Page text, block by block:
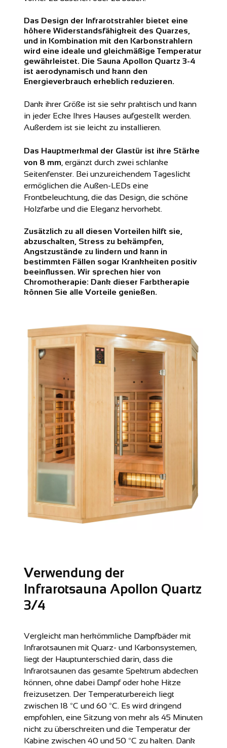
Das Design der Infrarotstrahler bietet eine
höhere Widerstandsfähigkeit des Quarzes,
und in Kombination mit den Karbonstrahlern
wird eine ideale und gleichmäßige Temperatur
gewährleistet. Die Sauna Apollon Quartz 3-4
ist aerodynamisch und kann den
Energieverbrauch erheblich reduzieren.
Dank ihrer Größe ist sie sehr praktisch und kann
in jeder Ecke Ihres Hauses aufgestellt werden.
Außerdem ist sie leicht zu installieren.
Das Hauptmerkmal der Glastür ist ihre Stärke
von 8 mm , ergänzt durch zwei schlanke
Seitenfenster. Bei unzureichendem Tageslicht
ermöglichen die Außen-LEDs eine
Frontbeleuchtung, die das Design, die schöne
Holzfarbe und die Eleganz hervorhebt.
Zusätzlich zu all diesen Vorteilen hilft sie,
abzuschalten, Stress zu bekämpfen,
Angstzustände zu lindern und kann in
bestimmten Fällen sogar Krankheiten positiv
beeinflussen. Wir sprechen hier von
Chromotherapie: Dank dieser Farbtherapie
können Sie alle Vorteile genießen.
Verwendung der
Infrarotsauna Apollon Quartz
3/4
Vergleicht man herkömmliche Dampfbäder mit
Infrarotsaunen mit Quarz- und Karbonsystemen,
liegt der Hauptunterschied darin, dass die
Infrarotsaunen das gesamte Spektrum abdecken
können, ohne dabei Dampf oder hohe Hitze
freizusetzen. Der Temperaturbereich liegt
zwischen 18 ºC und 60 ºC. Es wird dringend
empfohlen, eine Sitzung von mehr als 45 Minuten
nicht zu überschreiten und die Temperatur der
Kabine zwischen 40 und 50 ºC zu halten. Dank